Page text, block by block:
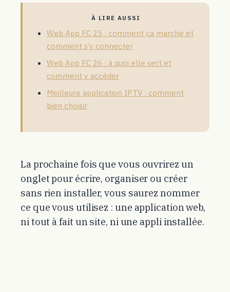
À LIRE AUSSI
Web App FC 25 : comment ça marche et
comment s’y connecter
Web App FC 26 : à quoi elle sert et
comment y accéder
Meilleure application IPTV : comment
bien choisir
La prochaine fois que vous ouvrirez un
onglet pour écrire, organiser ou créer
sans rien installer, vous saurez nommer
ce que vous utilisez : une application web,
ni tout à fait un site, ni une appli installée.